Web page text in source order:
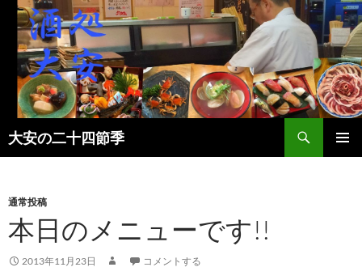
大安の二十四節季
検
索
ン
へ
キ
通常投稿
本日のメニューです!!
2013年11月23日 コメントする